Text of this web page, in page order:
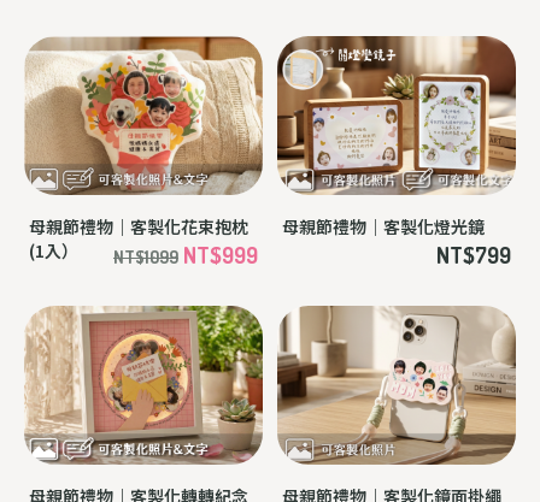
母親節禮物｜客製化花束抱枕
(1入）
NT$1099 NT$999
母親節禮物｜客製化燈光鏡
NT$799
母親節禮物｜客製化轉轉紀念
母親節禮物｜客製化鏡面掛繩